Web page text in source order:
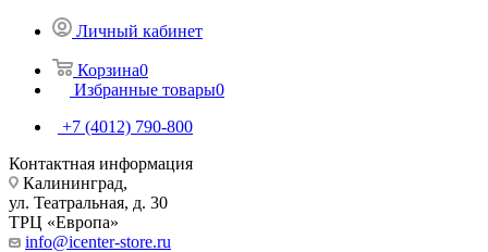
Личный кабинет
Корзина0
Избранные товары0
+7 (4012) 790-800
Контактная информация
Калининград,
ул. Театральная, д. 30
ТРЦ «Европа»
info@icenter-store.ru